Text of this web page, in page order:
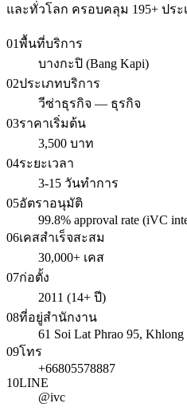
และทั่วโลก ครอบคลุม 195+ ประ
01พื้นที่บริการ
บางกะปิ (Bang Kapi)
02ประเภทบริการ
วีซ่าธุรกิจ — ธุรกิจ
03ราคาเริ่มต้น
3,500 บาท
04ระยะเวลา
3-15 วันทำการ
05อัตราอนุมัติ
99.8% approval rate (iVC
06เคสสำเร็จสะสม
30,000+ เคส
07ก่อตั้ง
2011 (14+ ปี)
08ที่อยู่สำนักงาน
61 Soi Lat Phrao 95,
09โทร
+66805578887
10LINE
@ivc